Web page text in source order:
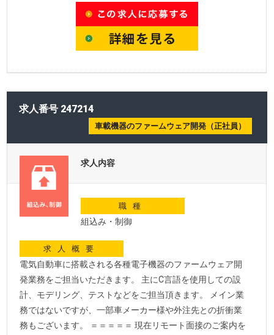
求人番号 247214
車載機器のファームウェア開発（正社員）
求人内容
職種
組込み・制御
求人概要
電気自動車に搭載される各種電子機器のファームウェア開
発業務をご担当いただきます。 主にC言語を使用しての設
計、モデリング、テストなどをご担当頂きます。 メイン業
務ではないですが、一部車メーカー様や外注先との折衝業
務もございます。 ＝＝＝＝＝ 現在リモート面接のご案内を